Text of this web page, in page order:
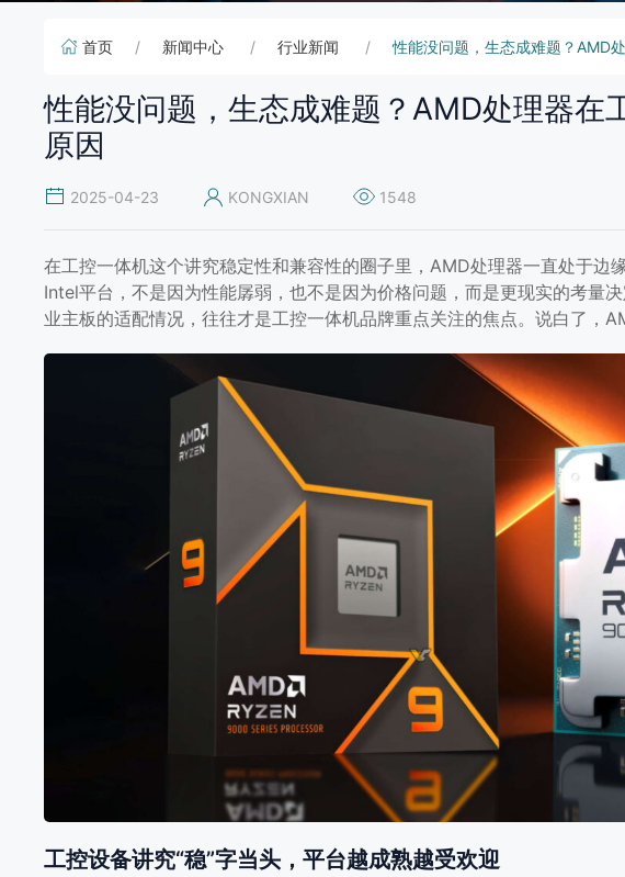
性能没问题，生态成难题？AMD处
控一体机圈被边缘化的原因
在工控一体机这个讲究稳定性和兼容性的圈子里，AMD处理器一直处于边
工控一体机厂家更倾向选择Intel平台，不是因为性能孱弱，也不是因为价
首页 新闻中心 行业新闻 性能没问题，生态成难题？AMD
性能没问题，生态成难题？AMD处理器在
原因
2025-04-23 KONGXIAN 1548
在工控一体机这个讲究稳定性和兼容性的圈子里，AMD处理器一直处于边
Intel平台，不是因为性能孱弱，也不是因为价格问题，而是更现实的考量
业主板的适配情况，往往才是工控一体机品牌重点关注的焦点。说白了，
工控设备讲究“稳”字当头，平台越成熟越受欢迎